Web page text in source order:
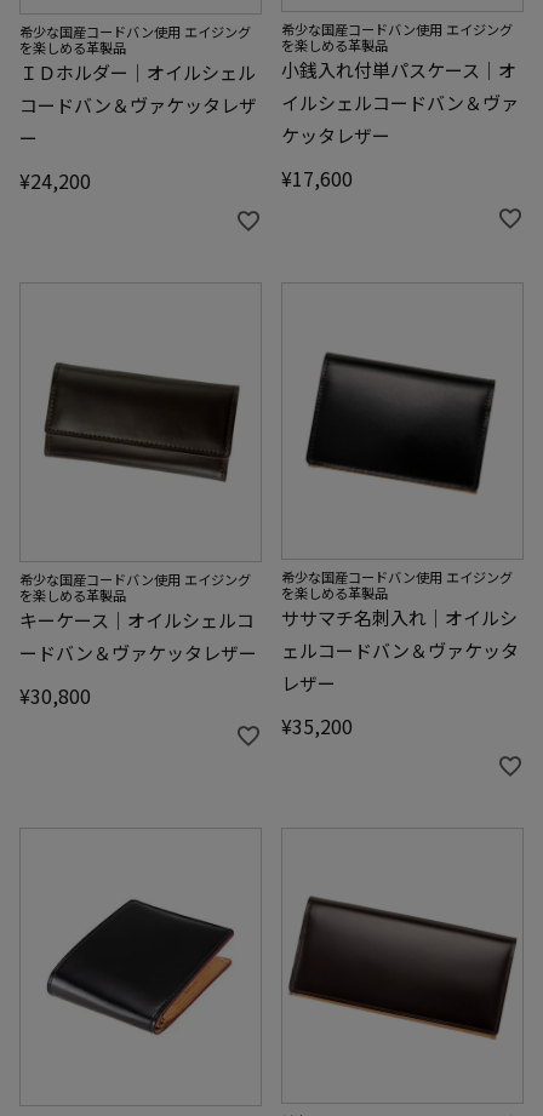
希少な国産コードバン使用 エイジング
を楽しめる革製品
ＩＤホルダー｜オイルシェル
コードバン＆ヴァケッタレザ
ー
¥24,200
希少な国産コードバン使用 エイジング
を楽しめる革製品
小銭入れ付単パスケース｜オ
イルシェルコードバン＆ヴァ
ケッタレザー
¥17,600
希少な国産コードバン使用 エイジング
を楽しめる革製品
キーケース｜オイルシェルコ
ードバン＆ヴァケッタレザー
¥30,800
希少な国産コードバン使用 エイジング
を楽しめる革製品
ササマチ名刺入れ｜オイルシ
ェルコードバン＆ヴァケッタ
レザー
¥35,200